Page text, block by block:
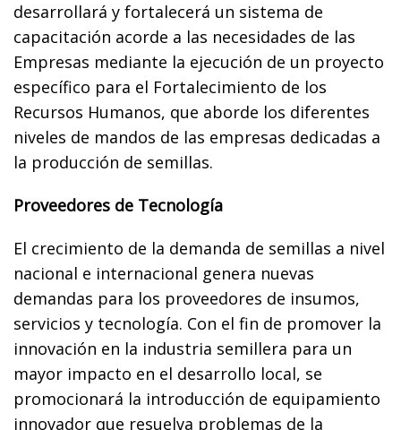
desarrollará y fortalecerá un sistema de
capacitación acorde a las necesidades de las
Empresas mediante la ejecución de un proyecto
específico para el Fortalecimiento de los
Recursos Humanos, que aborde los diferentes
niveles de mandos de las empresas dedicadas a
la producción de semillas.
Proveedores de Tecnología
El crecimiento de la demanda de semillas a nivel
nacional e internacional genera nuevas
demandas para los proveedores de insumos,
servicios y tecnología. Con el fin de promover la
innovación en la industria semillera para un
mayor impacto en el desarrollo local, se
promocionará la introducción de equipamiento
innovador que resuelva problemas de la